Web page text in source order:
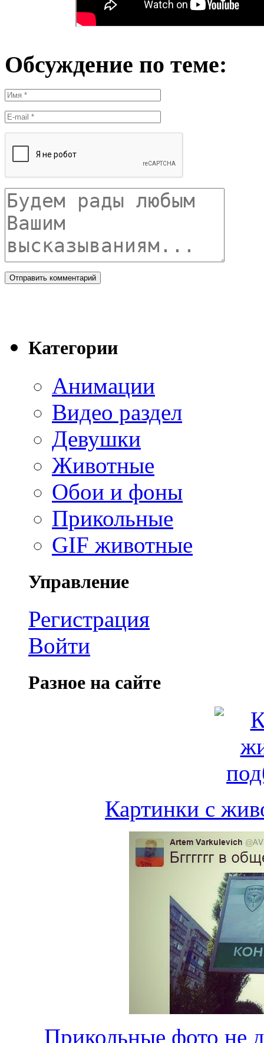
Обсуждение по теме:
Категории
Анимации
Видео раздел
Девушки
Животные
Обои и фоны
Прикольные
GIF животные
Управление
Регистрация
Войти
Разное на сайте
Картинки с
Прикольные фото не